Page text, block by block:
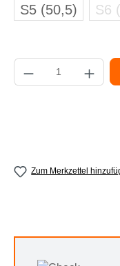
S5 (50,5)
S6
Produkt Anzahl: Gib den
Zum Merkzettel